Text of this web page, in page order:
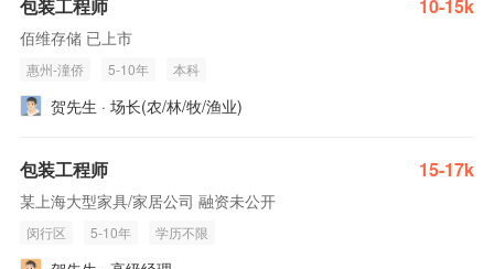
包装工程师 10-15k
佰维存储 已上市
惠州-潼侨 5-10年 本科
贺先生 · 场长(农/林/牧/渔业)
包装工程师 15-17k
某上海大型家具/家居公司 融资未公开
闵行区 5-10年 学历不限